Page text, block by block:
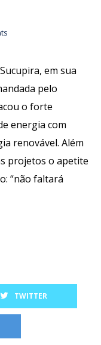
em sua
pelo
o forte
energia com
renovável. Além
projetos o apetite
“não faltará
TWITTER